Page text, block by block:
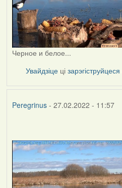
Черное и белое...
Увайдзіце цізарэгіструйцеся
Peregrinus- 27.02.2022 - 11:57